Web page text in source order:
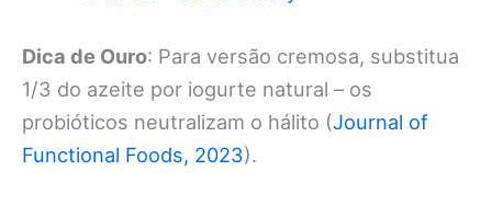
Dica de Ouro: Para versão cremosa, substitua
1/3 do azeite por iogurte natural – os
probióticos neutralizam o hálito (Journal of
Functional Foods, 2023).